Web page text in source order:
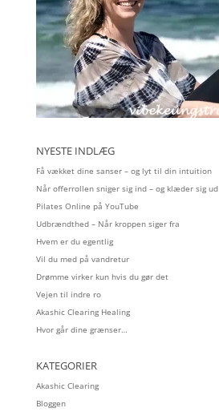
NYESTE INDLÆG
Få vækket dine sanser – og lyt til din intuition
Når offerrollen sniger sig ind – og klæder sig ud
Pilates Online på YouTube
Udbrændthed – Når kroppen siger fra
Hvem er du egentlig
Vil du med på vandretur
Drømme virker kun hvis du gør det
Vejen til indre ro
Akashic Clearing Healing
Hvor går dine grænser…
KATEGORIER
Akashic Clearing
Bloggen